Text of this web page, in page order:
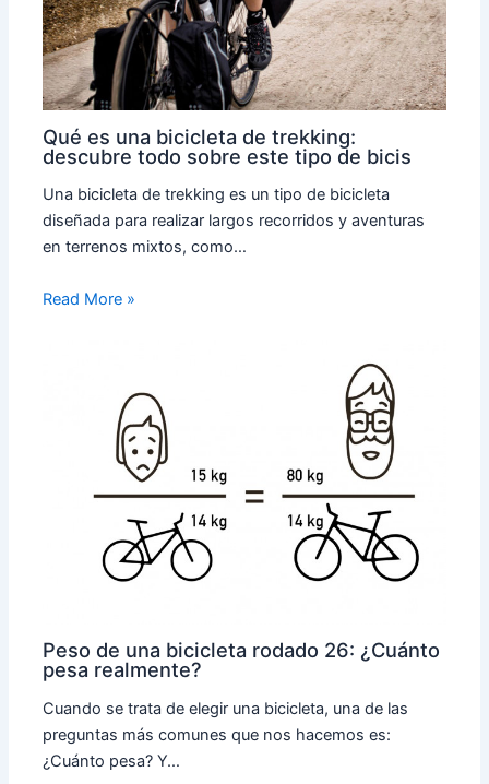
Qué es una bicicleta de trekking:
descubre todo sobre este tipo de bicis
Una bicicleta de trekking es un tipo de bicicleta
diseñada para realizar largos recorridos y aventuras
en terrenos mixtos, como…
Read More »
Peso de una bicicleta rodado 26: ¿Cuánto
pesa realmente?
Cuando se trata de elegir una bicicleta, una de las
preguntas más comunes que nos hacemos es:
¿Cuánto pesa? Y…